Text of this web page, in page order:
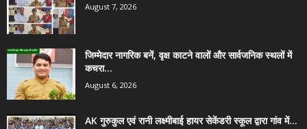
August 7, 2026
जिम्मेदार नागरिक बनें, वृक्ष काटने वालों और सार्वजनिक स्थलों में
कचरा...
August 6, 2026
AK गुरुकुल एवं रानी लक्ष्मीबाई हायर सेकेंडरी स्कूल द्वारा गांव में...